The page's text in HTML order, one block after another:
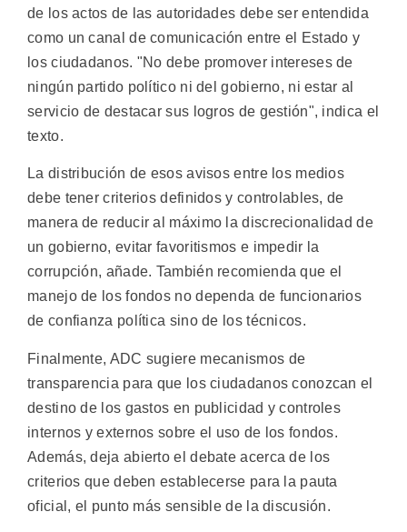
de los actos de las autoridades debe ser entendida
como un canal de comunicación entre el Estado y
los ciudadanos. "No debe promover intereses de
ningún partido político ni del gobierno, ni estar al
servicio de destacar sus logros de gestión", indica el
texto.
La distribución de esos avisos entre los medios
debe tener criterios definidos y controlables, de
manera de reducir al máximo la discrecionalidad de
un gobierno, evitar favoritismos e impedir la
corrupción, añade. También recomienda que el
manejo de los fondos no dependa de funcionarios
de confianza política sino de los técnicos.
Finalmente, ADC sugiere mecanismos de
transparencia para que los ciudadanos conozcan el
destino de los gastos en publicidad y controles
internos y externos sobre el uso de los fondos.
Además, deja abierto el debate acerca de los
criterios que deben establecerse para la pauta
oficial, el punto más sensible de la discusión.